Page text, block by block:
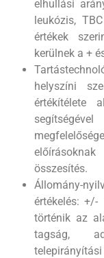
elhullási
leukózis,
értékek
kerülnek a +
helyszíni
értékítélete
összesítés.
Állomány-
értékelés: +/-
történik az
tagság,